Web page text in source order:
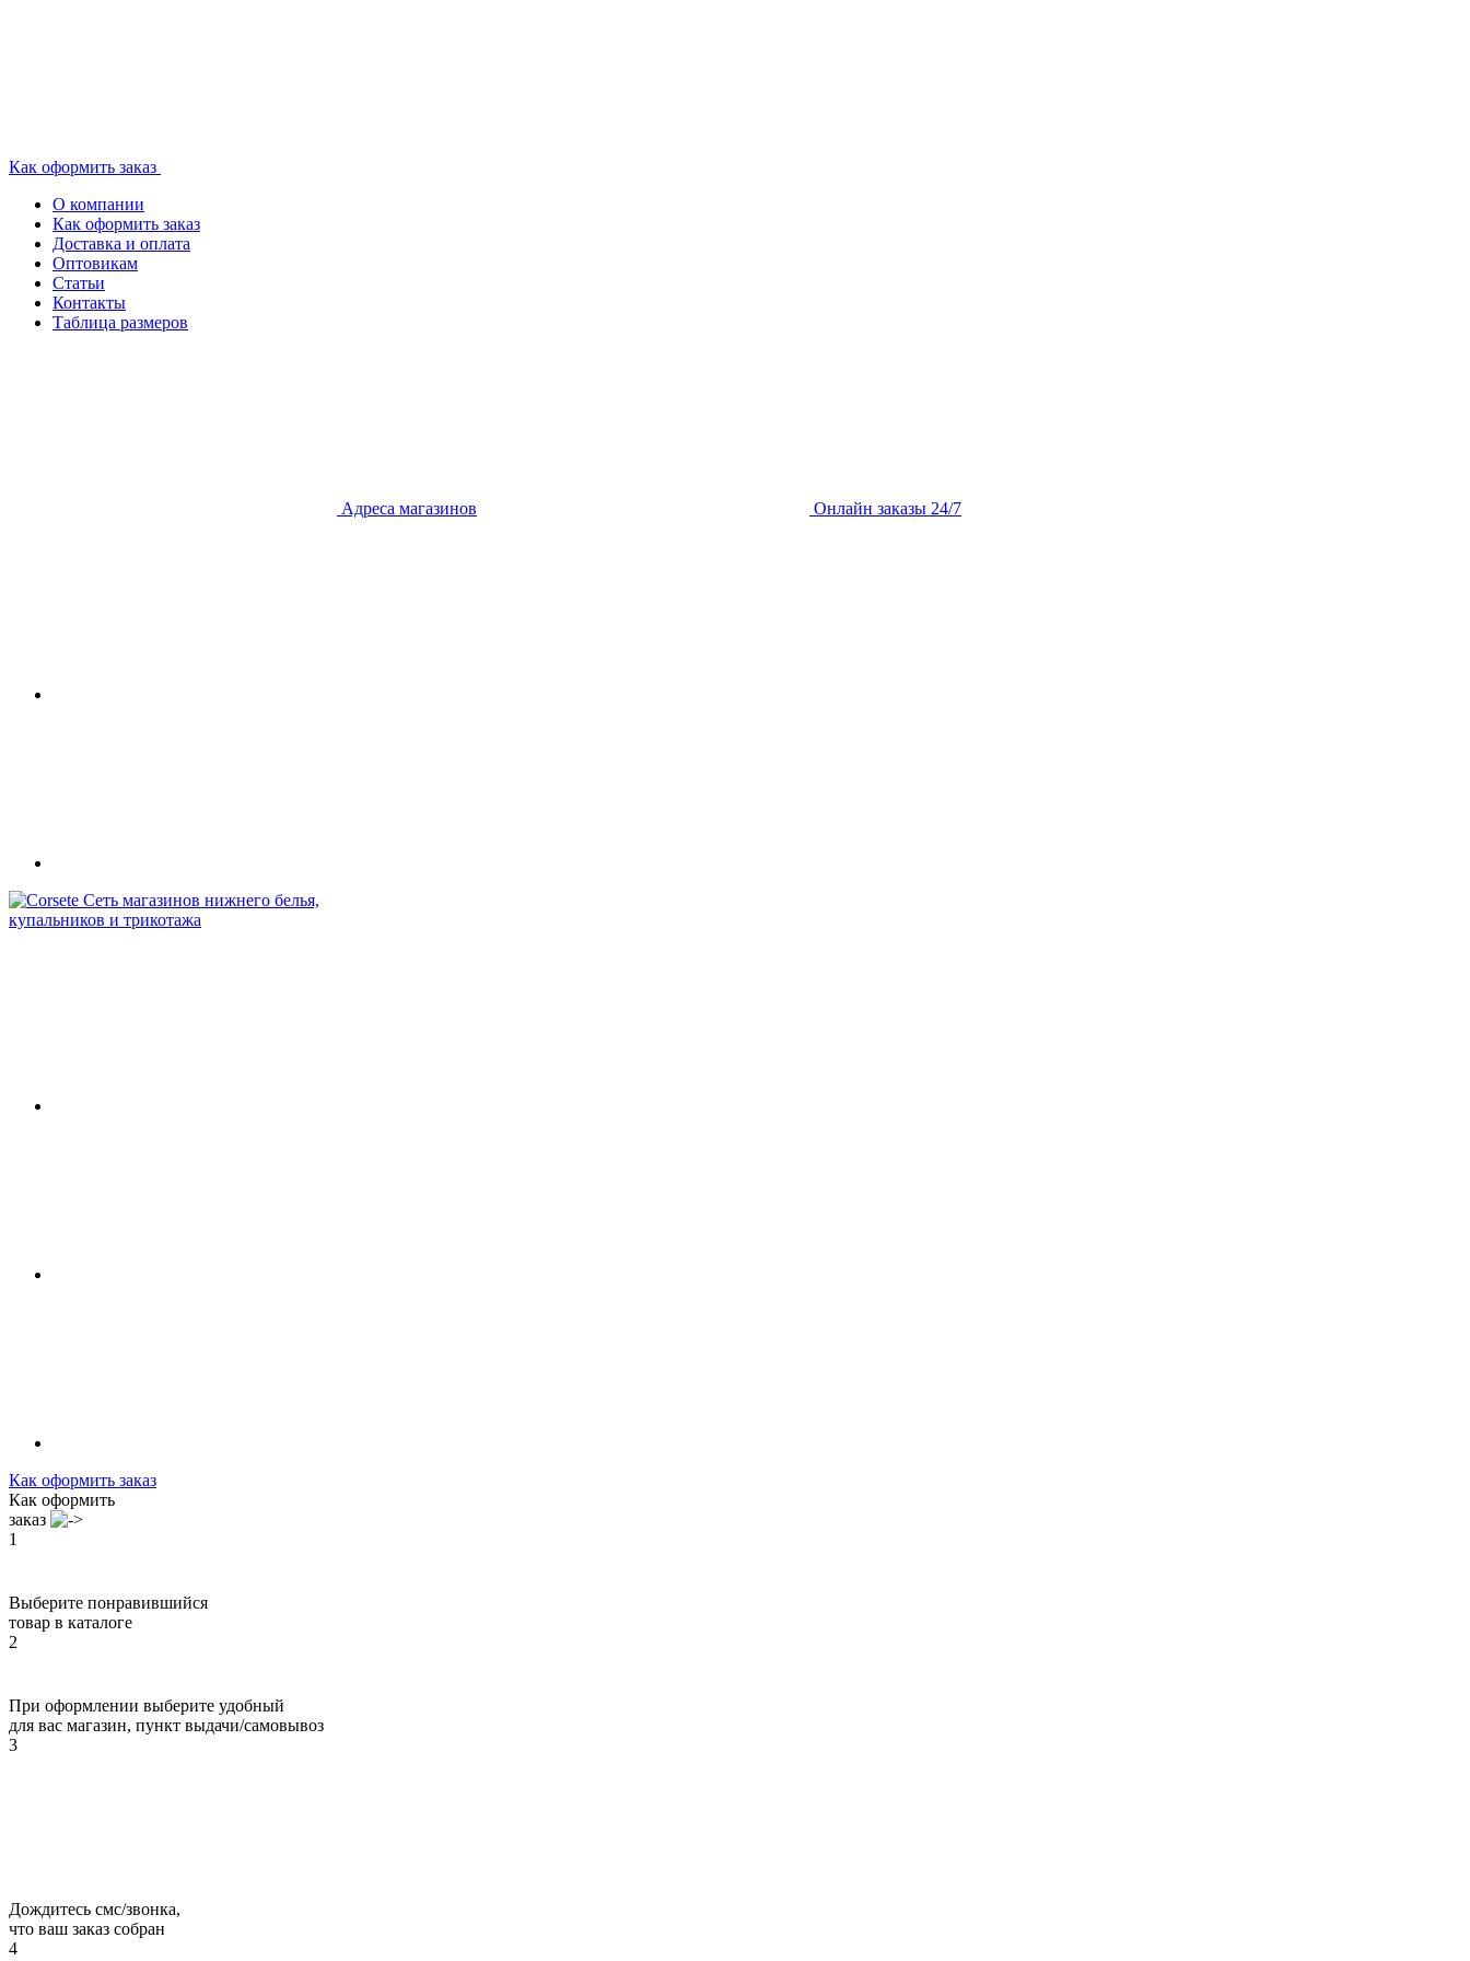
Как оформить заказ
О компании
Как оформить заказ
Доставка и оплата
Оптовикам
Статьи
Контакты
Таблица размеров
Адреса магазинов Онлайн заказы 24/7
Сеть магазинов нижнего белья,
купальников и трикотажа
Как оформить заказ
Как оформить
заказ
1
Выберите понравившийся
товар в каталоге
2
При оформлении выберите удобный
для вас магазин, пункт выдачи/самовывоз
3
Дождитесь смс/звонка,
что ваш заказ собран
4